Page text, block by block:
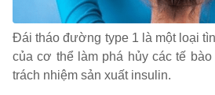
Đái tháo đường type 1 là một loại
của cơ thể làm phá hủy các tế bào
trách nhiệm sản xuất insulin.